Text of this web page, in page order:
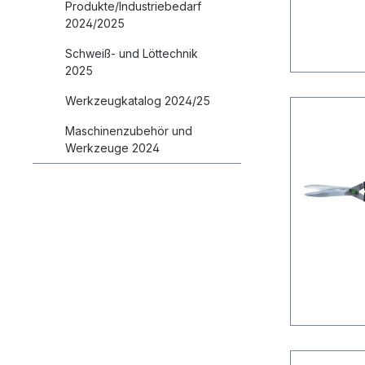
Produkte/Industriebedarf
2024/2025
Schweiß- und Löttechnik
2025
Werkzeugkatalog 2024/25
Maschinenzubehör und
Werkzeuge 2024